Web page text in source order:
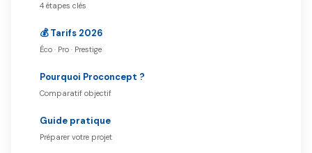
4 étapes clés
💰 Tarifs 2026
Éco · Pro · Prestige
Pourquoi Proconcept ?
Comparatif objectif
Guide pratique
Préparer votre projet